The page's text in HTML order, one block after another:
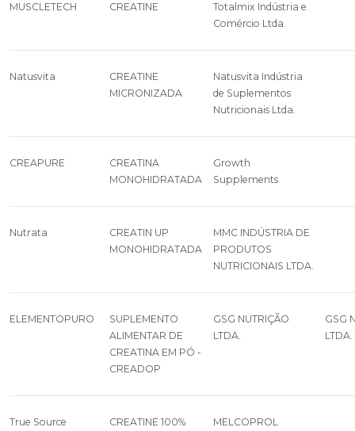
MUSCLETECH CREATINE
Totalmix Indústria e
Comércio Ltda.
Natusvita
CREATINE
MICRONIZADA
Natusvita Indústria
de Suplementos
Nutricionais Ltda.
CREAPURE
CREATINA
MONOHIDRATADA
Growth
Supplements
Nutrata
CREATIN UP
MONOHIDRATADA
MMC INDÚSTRIA DE
PRODUTOS
NUTRICIONAIS LTDA.
ELEMENTOPURO
SUPLEMENTO
ALIMENTAR DE
CREATINA EM PÓ -
CREADOP
GSG NUTRIÇÃO
LTDA.
GSG
LTDA.
True Source
CREATINE 100%
MELCOPROL